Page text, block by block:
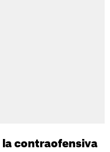
la contraofensiva